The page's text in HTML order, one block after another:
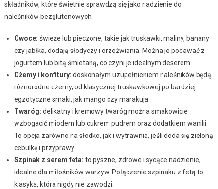
składników, które świetnie sprawdzą się jako nadzienie do
naleśników bezglutenowych.
Owoce: świeże lub pieczone, takie jak truskawki, maliny, banany
czy jabłka, dodają słodyczy i orzeźwienia. Można je podawać z
jogurtem lub bitą śmietaną, co czyni je idealnym deserem.
Dżemy i konfitury: doskonałym uzupełnieniem naleśników będą
różnorodne dżemy, od klasycznej truskawkowej po bardziej
egzotyczne smaki, jak mango czy marakuja.
Twaróg: delikatny i kremowy twaróg można smakowicie
wzbogacić miodem lub cukrem pudrem oraz dodatkiem wanilii.
To opcja zarówno na słodko, jak i wytrawnie, jeśli doda się zieloną
cebulkę i przyprawy.
Szpinak z serem feta: to pyszne, zdrowe i sycące nadzienie,
idealne dla miłośników warzyw. Połączenie szpinaku z fetą to
klasyka, która nigdy nie zawodzi.